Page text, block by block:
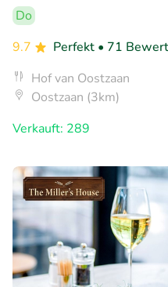
Do
9.7
Perfekt • 71
Hof van Oostzaan
Oostzaan (3km)
Verkauft: 289